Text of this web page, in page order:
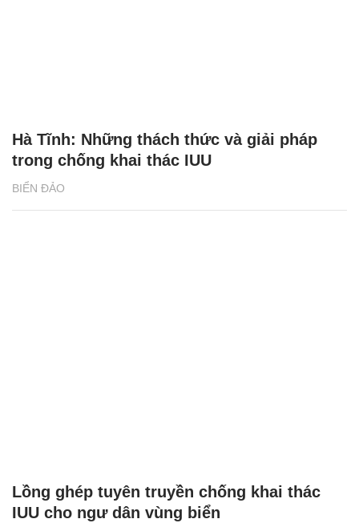
BIỂN ĐẢO
Hà Tĩnh: Những thách thức và giải pháp
trong chống khai thác IUU
Lồng ghép tuyên truyền chống khai thác
IUU cho ngư dân vùng biển